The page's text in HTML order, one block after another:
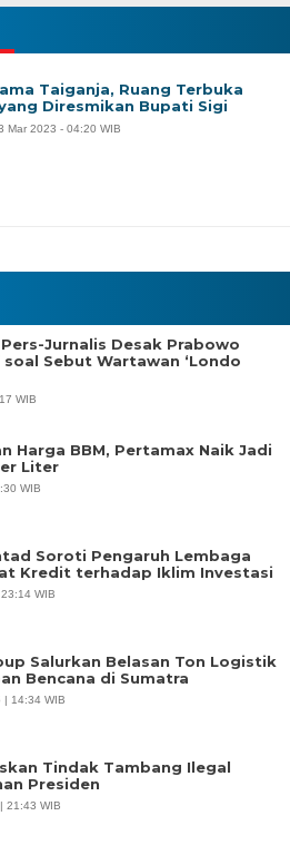
Jurnalis Desak Prabowo
Sebut Wartawan ‘Londo
WIB
Harga BBM, Pertamax Naik Jadi
Liter
WIB
Soroti Pengaruh Lembaga
Kredit terhadap Iklim Investasi
WIB
Salurkan Belasan Ton Logistik
Bencana di Sumatra
| 14:34 WIB
Tindak Tambang Ilegal
Presiden
21:43 WIB
Taiganja, Ruang Terbuka
Diresmikan Bupati Sigi
Mar 2023 - 04:20 WIB